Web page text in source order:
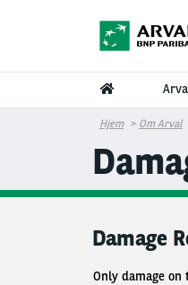
Hjem Om Arval
Damage
Only damage